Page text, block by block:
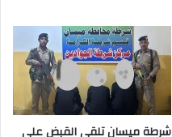
شرطة ميسان تلقي القبض على